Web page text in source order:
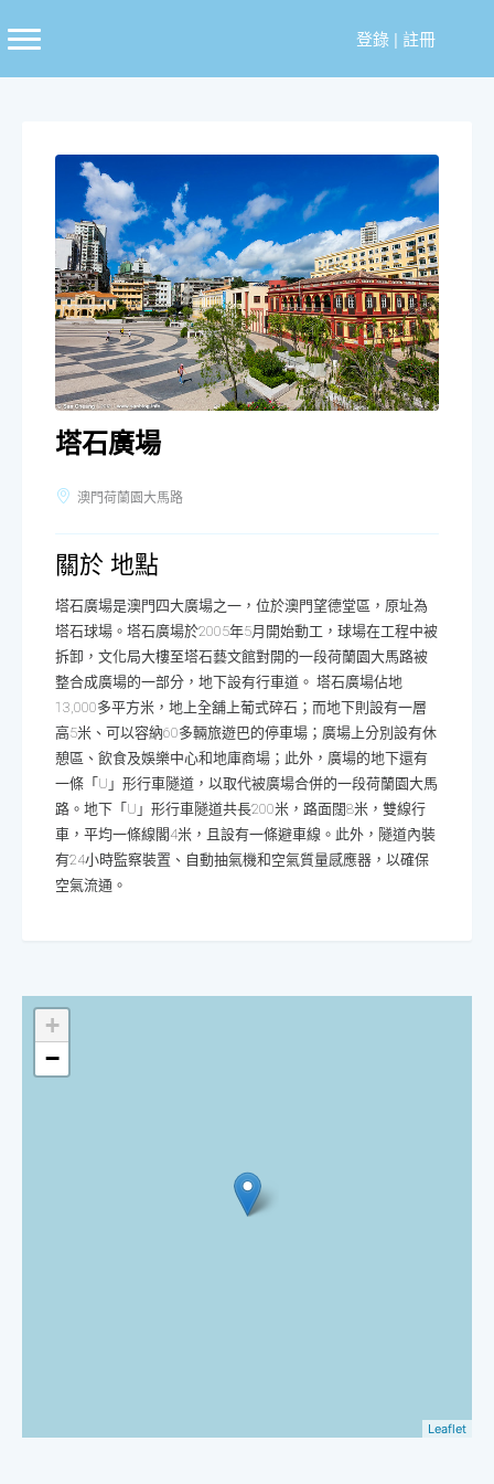
至
登錄| 註冊
塔石廣場
澳門荷蘭園大馬路
關於 地點
塔石廣場是澳門四大廣場之一，位於澳門望德堂區，原址為
塔石球場。塔石廣場於2005年5月開始動工，球場在工程中被
拆卸，文化局大樓至塔石藝文館對開的一段荷蘭園大馬路被
整合成廣場的一部分，地下設有行車道。 塔石廣場佔地
13,000多平方米，地上全舖上葡式碎石；而地下則設有一層
高5米、可以容納60多輛旅遊巴的停車場；廣場上分別設有休
憩區、飲食及娛樂中心和地庫商場；此外，廣場的地下還有
一條「U」形行車隧道，以取代被廣場合併的一段荷蘭園大馬
路。地下「U」形行車隧道共長200米，路面闊8米，雙線行
車，平均一條線閣4米，且設有一條避車線。此外，隧道內裝
有24小時監察裝置、自動抽氣機和空氣質量感應器，以確保
空氣流通。
+
−
Leaflet